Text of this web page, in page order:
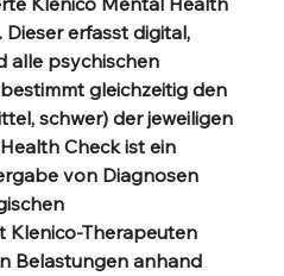
erfasst digital,
alle psychischen
gleichzeitig den
schwer) der jeweiligen
Check ist ein
von Diagnosen
Klenico-Therapeuten
Belastungen anhand